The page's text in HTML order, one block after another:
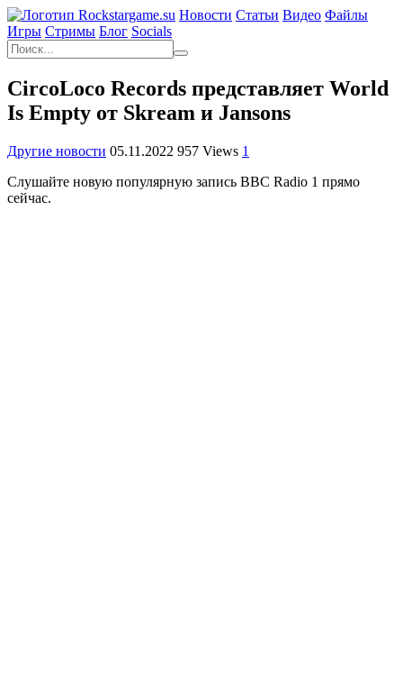
Новости Статьи Видео Файлы
Игры Cтримы Блог Socials
CircoLoco Records представляет World
Is Empty от Skream и Jansons
Другие новости 05.11.2022 957 Views 1
Слушайте новую популярную запись BBC Radio 1 прямо
сейчас.